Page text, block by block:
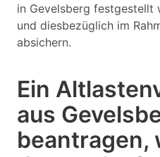
in Gevelsberg festgestellt
und diesbezüglich im
absichern.
Ein
aus
beantragen,